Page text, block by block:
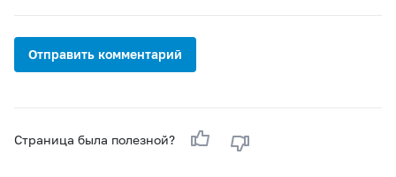
Отправить комментарий
Страница была полезной?